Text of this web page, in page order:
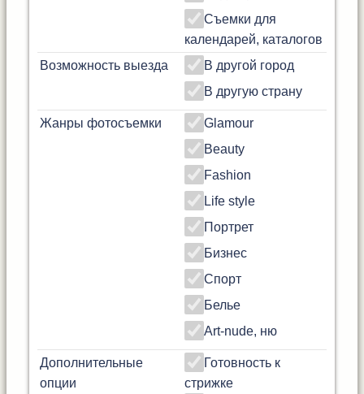
Съемки для
календарей, каталогов
Возможность выезда
В другой город
В другую страну
Жанры фотосъемки
Glamour
Beauty
Fashion
Life style
Портрет
Бизнес
Спорт
Белье
Art-nude, ню
Дополнительные
опции
Готовность к
стрижке